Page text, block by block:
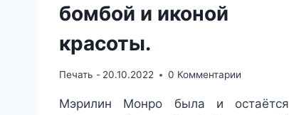
бомбой и иконой
красоты.
Печать - 20.10.2022 0 Комментарии
Мэрилин Монро была и остаётся